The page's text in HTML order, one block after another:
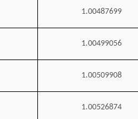
1.00487699
1.00499056
1.00509908
1.00526874